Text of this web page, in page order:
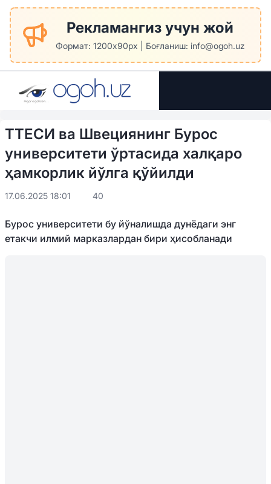
Рекламангиз учун жой
Формат: 1200x90px | Боғланиш: info@ogoh.uz
ТТЕСИ ва Швециянинг Бурос
университети ўртасида халқаро
ҳамкорлик йўлга қўйилди
17.06.2025 18:01 40
Бурос университети бу йўналишда дунёдаги энг
етакчи илмий марказлардан бири ҳисобланади